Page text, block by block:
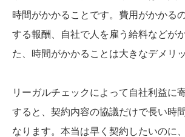
時間がかかることです。費用がかかる
する報酬、自社で人を雇う給料などが
た、時間がかかることは大きなデメリ
リーガルチェックによって自社利益に
すると、契約内容の協議だけで長い時
なります。本当は早く契約したいのに